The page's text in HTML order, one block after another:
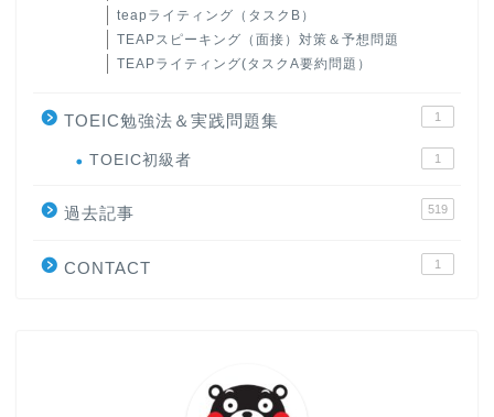
teapライティング（タスクB）
TEAPスピーキング（面接）対策＆予想問題
TEAPライティング(タスクA要約問題）
TOEIC勉強法＆実践問題集 1
TOEIC初級者 1
過去記事 519
CONTACT 1
大学入試英語対策講座